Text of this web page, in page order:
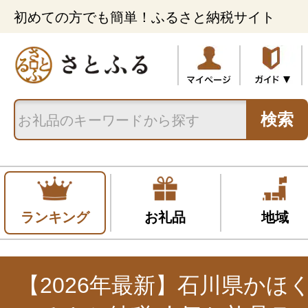
初めての方でも簡単！ふるさと納税サイト
検索
ランキング お礼品 地域
【2026年最新】石川県かほ